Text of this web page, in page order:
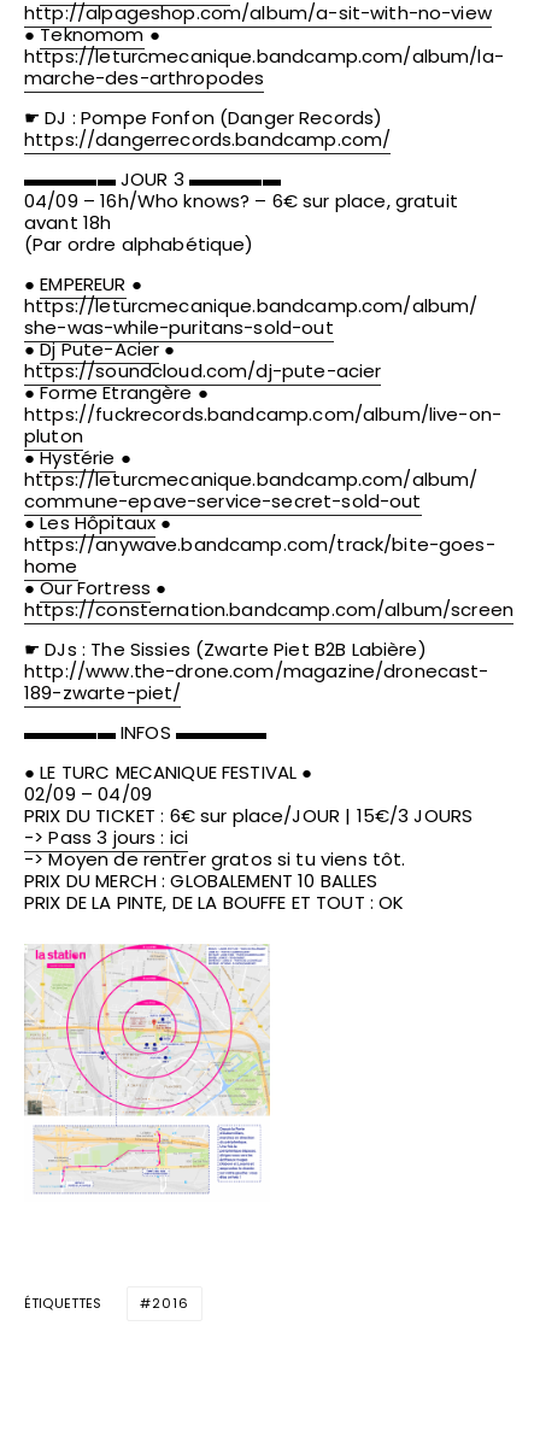
http://alpageshop.com/album/a-sit-with-no-view
●Teknomom●
https://leturcmecanique.bandcamp.com/album/la-
marche-des-arthropodes
☛ DJ : Pompe Fonfon (Danger Records)
https://dangerrecords.bandcamp.com/
▬▬▬▬▬ JOUR 3 ▬▬▬▬▬
04/09 – 16h/Who knows? – 6€ sur place, gratuit
avant 18h
(Par ordre alphabétique)
●EMPEREUR ●
https://leturcmecanique.bandcamp.com/album/
she-was-while-puritans-sold-out
●Dj Pute-Acier●
https://soundcloud.com/dj-pute-acier
● Forme Etrangère ●
https://fuckrecords.bandcamp.com/album/live-on-
pluton
●Hystérie ●
https://leturcmecanique.bandcamp.com/album/
commune-epave-service-secret-sold-out
●Les Hôpitaux●
https://anywave.bandcamp.com/track/bite-goes-
home
●Our Fortress ●
https://consternation.bandcamp.com/album/screen
☛ DJs : The Sissies (Zwarte Piet B2B Labière)
http://www.the-drone.com/magazine/dronecast-
189-zwarte-piet/
▬▬▬▬▬ INFOS ▬▬▬▬▬
● LE TURC MECANIQUE FESTIVAL ●
02/09 – 04/09
PRIX DU TICKET : 6€ sur place/JOUR | 15€/3 JOURS
-> Pass 3 jours : ici
-> Moyen de rentrer gratos si tu viens tôt.
PRIX DU MERCH : GLOBALEMENT 10 BALLES
PRIX DE LA PINTE, DE LA BOUFFE ET TOUT : OK
ÉTIQUETTES 2016